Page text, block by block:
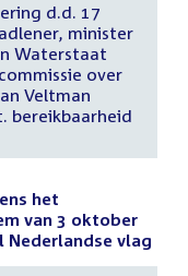
d.d. 17
minister
Waterstaat
over
Veltman
bereikbaarheid
het
van 3 oktober
Nederlandse vlag